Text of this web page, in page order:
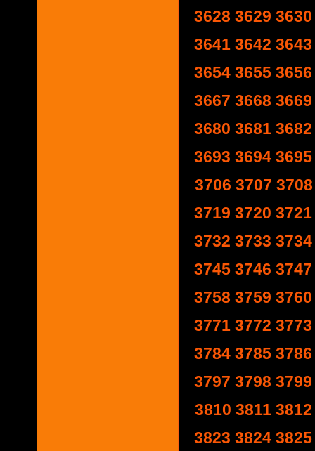
3628 3629 3630
3641 3642 3643
3654 3655 3656
3667 3668 3669
3680 3681 3682
3693 3694 3695
3706 3707 3708
3719 3720 3721
3732 3733 3734
3745 3746 3747
3758 3759 3760
3771 3772 3773
3784 3785 3786
3797 3798 3799
3810 3811 3812
3823 3824 3825